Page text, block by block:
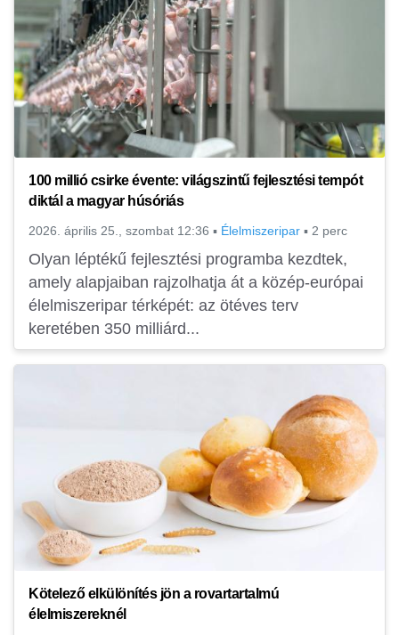
100 millió csirke évente: világszintű fejlesztési tempót
diktál a magyar húsóriás
2026. április 25., szombat 12:36 ▪ Élelmiszeripar ▪ 2 perc
Olyan léptékű fejlesztési programba kezdtek,
amely alapjaiban rajzolhatja át a közép-európai
élelmiszeripar térképét: az ötéves terv
keretében 350 milliárd...
Kötelező elkülönítés jön a rovartartalmú
élelmiszereknél